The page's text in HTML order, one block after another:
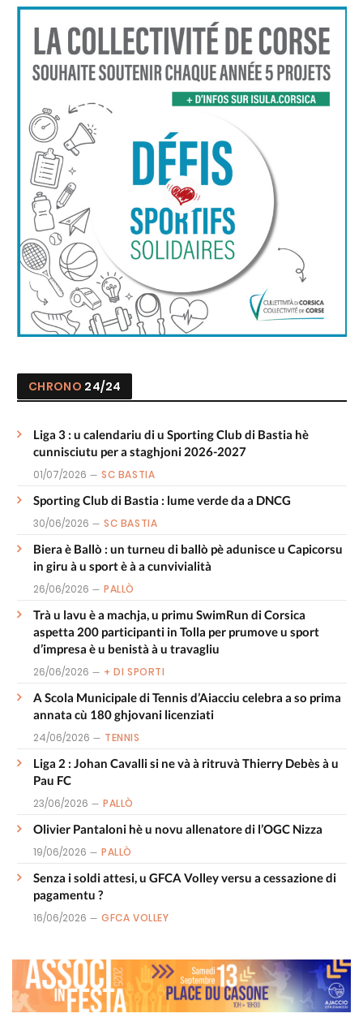
CHRONO 24/24
Liga 3 : u calendariu di u Sporting Club di Bastia hè
cunnisciutu per a staghjoni 2026-2027
01/07/2026 SC BASTIA
Sporting Club di Bastia : lume verde da a DNCG
30/06/2026 SC BASTIA
Biera è Ballò : un turneu di ballò pè adunisce u Capicorsu
in giru à u sport è à a cunvivialità
26/06/2026 PALLÒ
Trà u lavu è a machja, u primu SwimRun di Corsica
aspetta 200 participanti in Tolla per prumove u sport
d’impresa è u benistà à u travagliu
26/06/2026 + DI SPORTI
A Scola Municipale di Tennis d’Aiacciu celebra a so prima
annata cù 180 ghjovani licenziati
24/06/2026 TENNIS
Liga 2 : Johan Cavalli si ne và à ritruvà Thierry Debès à u
Pau FC
23/06/2026 PALLÒ
Olivier Pantaloni hè u novu allenatore di l’OGC Nizza
19/06/2026 PALLÒ
Senza i soldi attesi, u GFCA Volley versu a cessazione di
pagamentu ?
16/06/2026 GFCA VOLLEY